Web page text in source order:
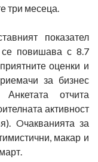
три месеца.
показател
се повишава с 8.7
оценки и
за бизнес
отчита
активност
Oчакванията за
макар и